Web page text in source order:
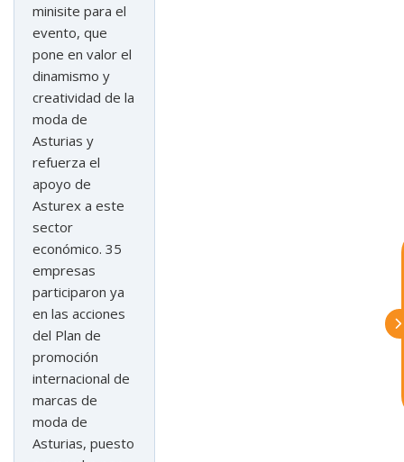
minisite para el
evento, que
pone en valor el
dinamismo y
creatividad de la
moda de
Asturias y
refuerza el
apoyo de
Asturex a este
sector
económico. 35
empresas
participaron ya
en las acciones
del Plan de
promoción
internacional de
marcas de
moda de
Asturias, puesto
astu
¡Hola, soy Astu
ayudarte con la internacionalización de
tu empresa e informarte sobre los
Asturex.
aceptas nuestra
¿En que te puedo ayudar hoy?